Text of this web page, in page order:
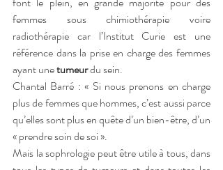
femmes sous chimiothérapie voire
radiothérapie car l’Institut Curie est une
référence dans la prise en charge des femmes
ayant une tumeur du sein.
Chantal Barré : « Si nous prenons en charge
plus de femmes que hommes, c’est aussi parce
qu’elles sont plus en quête d’un bien-être, d’un
« prendre soin de soi ».
Mais la sophrologie peut être utile à tous, dans